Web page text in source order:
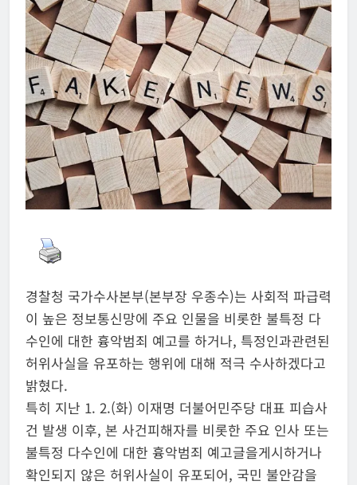
경찰청 국가수사본부(본부장 우종수)는 사회적 파급력
이 높은 정보통신망에 주요 인물을 비롯한 불특정 다
수인에 대한 흉악범죄 예고를 하거나, 특정인과관련된
허위사실을 유포하는 행위에 대해 적극 수사하겠다고
밝혔다.
특히 지난 1. 2.(화) 이재명 더불어민주당 대표 피습사
건 발생 이후, 본 사건피해자를 비롯한 주요 인사 또는
불특정 다수인에 대한 흉악범죄 예고글을게시하거나
확인되지 않은 허위사실이 유포되어, 국민 불안감을